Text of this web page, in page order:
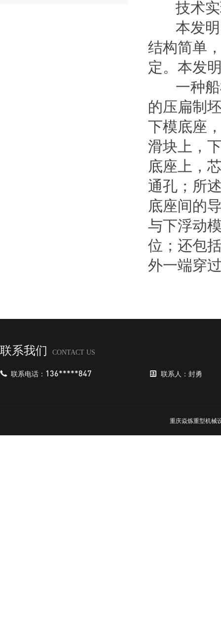
技术实
本发明
结构简单
定。本发
一种船
的压扁制
下模底座
滑块上，
底座上，
通孔；所
底座间的
与下浮动
位；还包
外一端穿
联系我们 CONTACT US
联系电话： 136*****847 联系人：封勇
重庆焱炼重型机械